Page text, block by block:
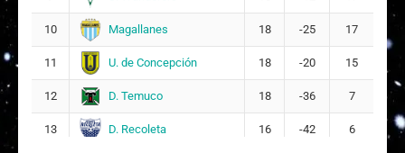
10 Magallanes 18 -25 17
11 U. de Concepción 18 -20 15
12 D. Temuco 18 -36 7
13 D. Recoleta 16 -42 6